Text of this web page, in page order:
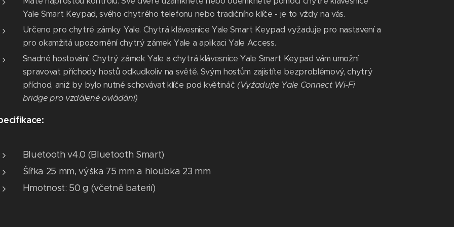
Yale Smart Keypad, svého chytrého telefonu nebo tradičního klíče - je to vždy na vás.
Určeno pro chytré zámky Yale. Chytrá klávesnice Yale Smart Keypad vyžaduje pro nastavení a
pro okamžitá upozornění chytrý zámek Yale a aplikaci Yale Access.
Snadné hostování. Chytrý zámek Yale a chytrá klávesnice Yale Smart Keypad vám umožní
spravovat příchody hostů odkudkoliv na světě. Svým hostům zajistíte bezproblémový, chytrý
příchod, aniž by bylo nutné schovávat klíče pod květináč (Vyžadujte Yale Connect Wi-Fi
bridge pro vzdálené ovládání)
Bluetooth v4.0 (Bluetooth Smart)
Šířka 25 mm, výška 75 mm a hloubka 23 mm
Hmotnost: 50 g (včetně baterií)